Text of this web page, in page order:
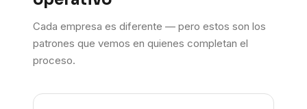
Cada empresa es diferente — pero estos son los
patrones que vemos en quienes completan el
proceso.